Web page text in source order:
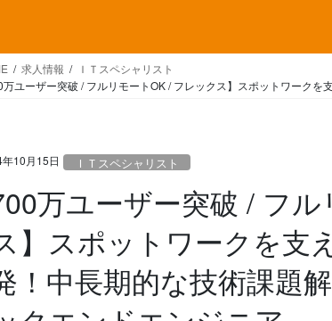
求人情報
ＩＴスペシャリスト
万ユーザー突破 / フルリモートOK / フレックス】スポットワーク
10月15日 ＩＴスペシャリスト
万ユーザー突破 / フ
】スポットワークを支
！中長期的な技術課題